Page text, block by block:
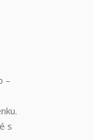
–
s